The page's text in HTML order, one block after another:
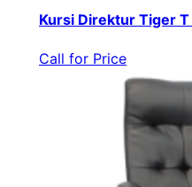
Kursi Direktur Tiger T
Call for Price